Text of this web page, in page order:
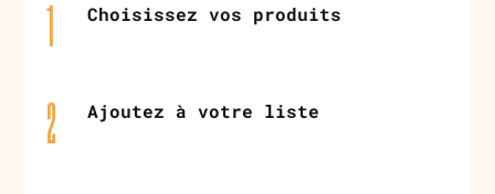
1 Choisissez vos produits
2 Ajoutez à votre liste